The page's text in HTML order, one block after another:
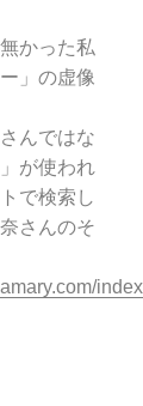
かった私
」の虚像
んではな
が使われ
で検索し
さんのそ